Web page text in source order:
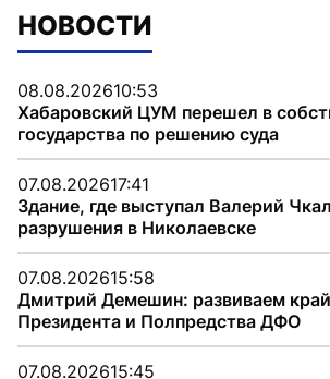
НОВОСТИ
08.08.202610:53
Хабаровский ЦУМ перешел в
государства по решению суда
07.08.202617:41
Здание, где выступал Валерий
разрушения в Николаевске
07.08.202615:58
Дмитрий Демешин: развиваем
Президента и Полпредства ДФО
07.08.202615:45